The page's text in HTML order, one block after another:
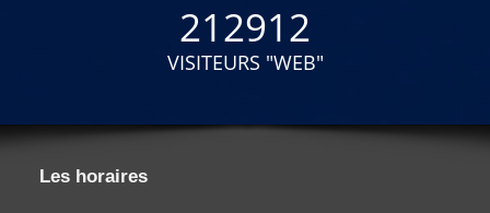
212912
VISITEURS "WEB"
Les horaires